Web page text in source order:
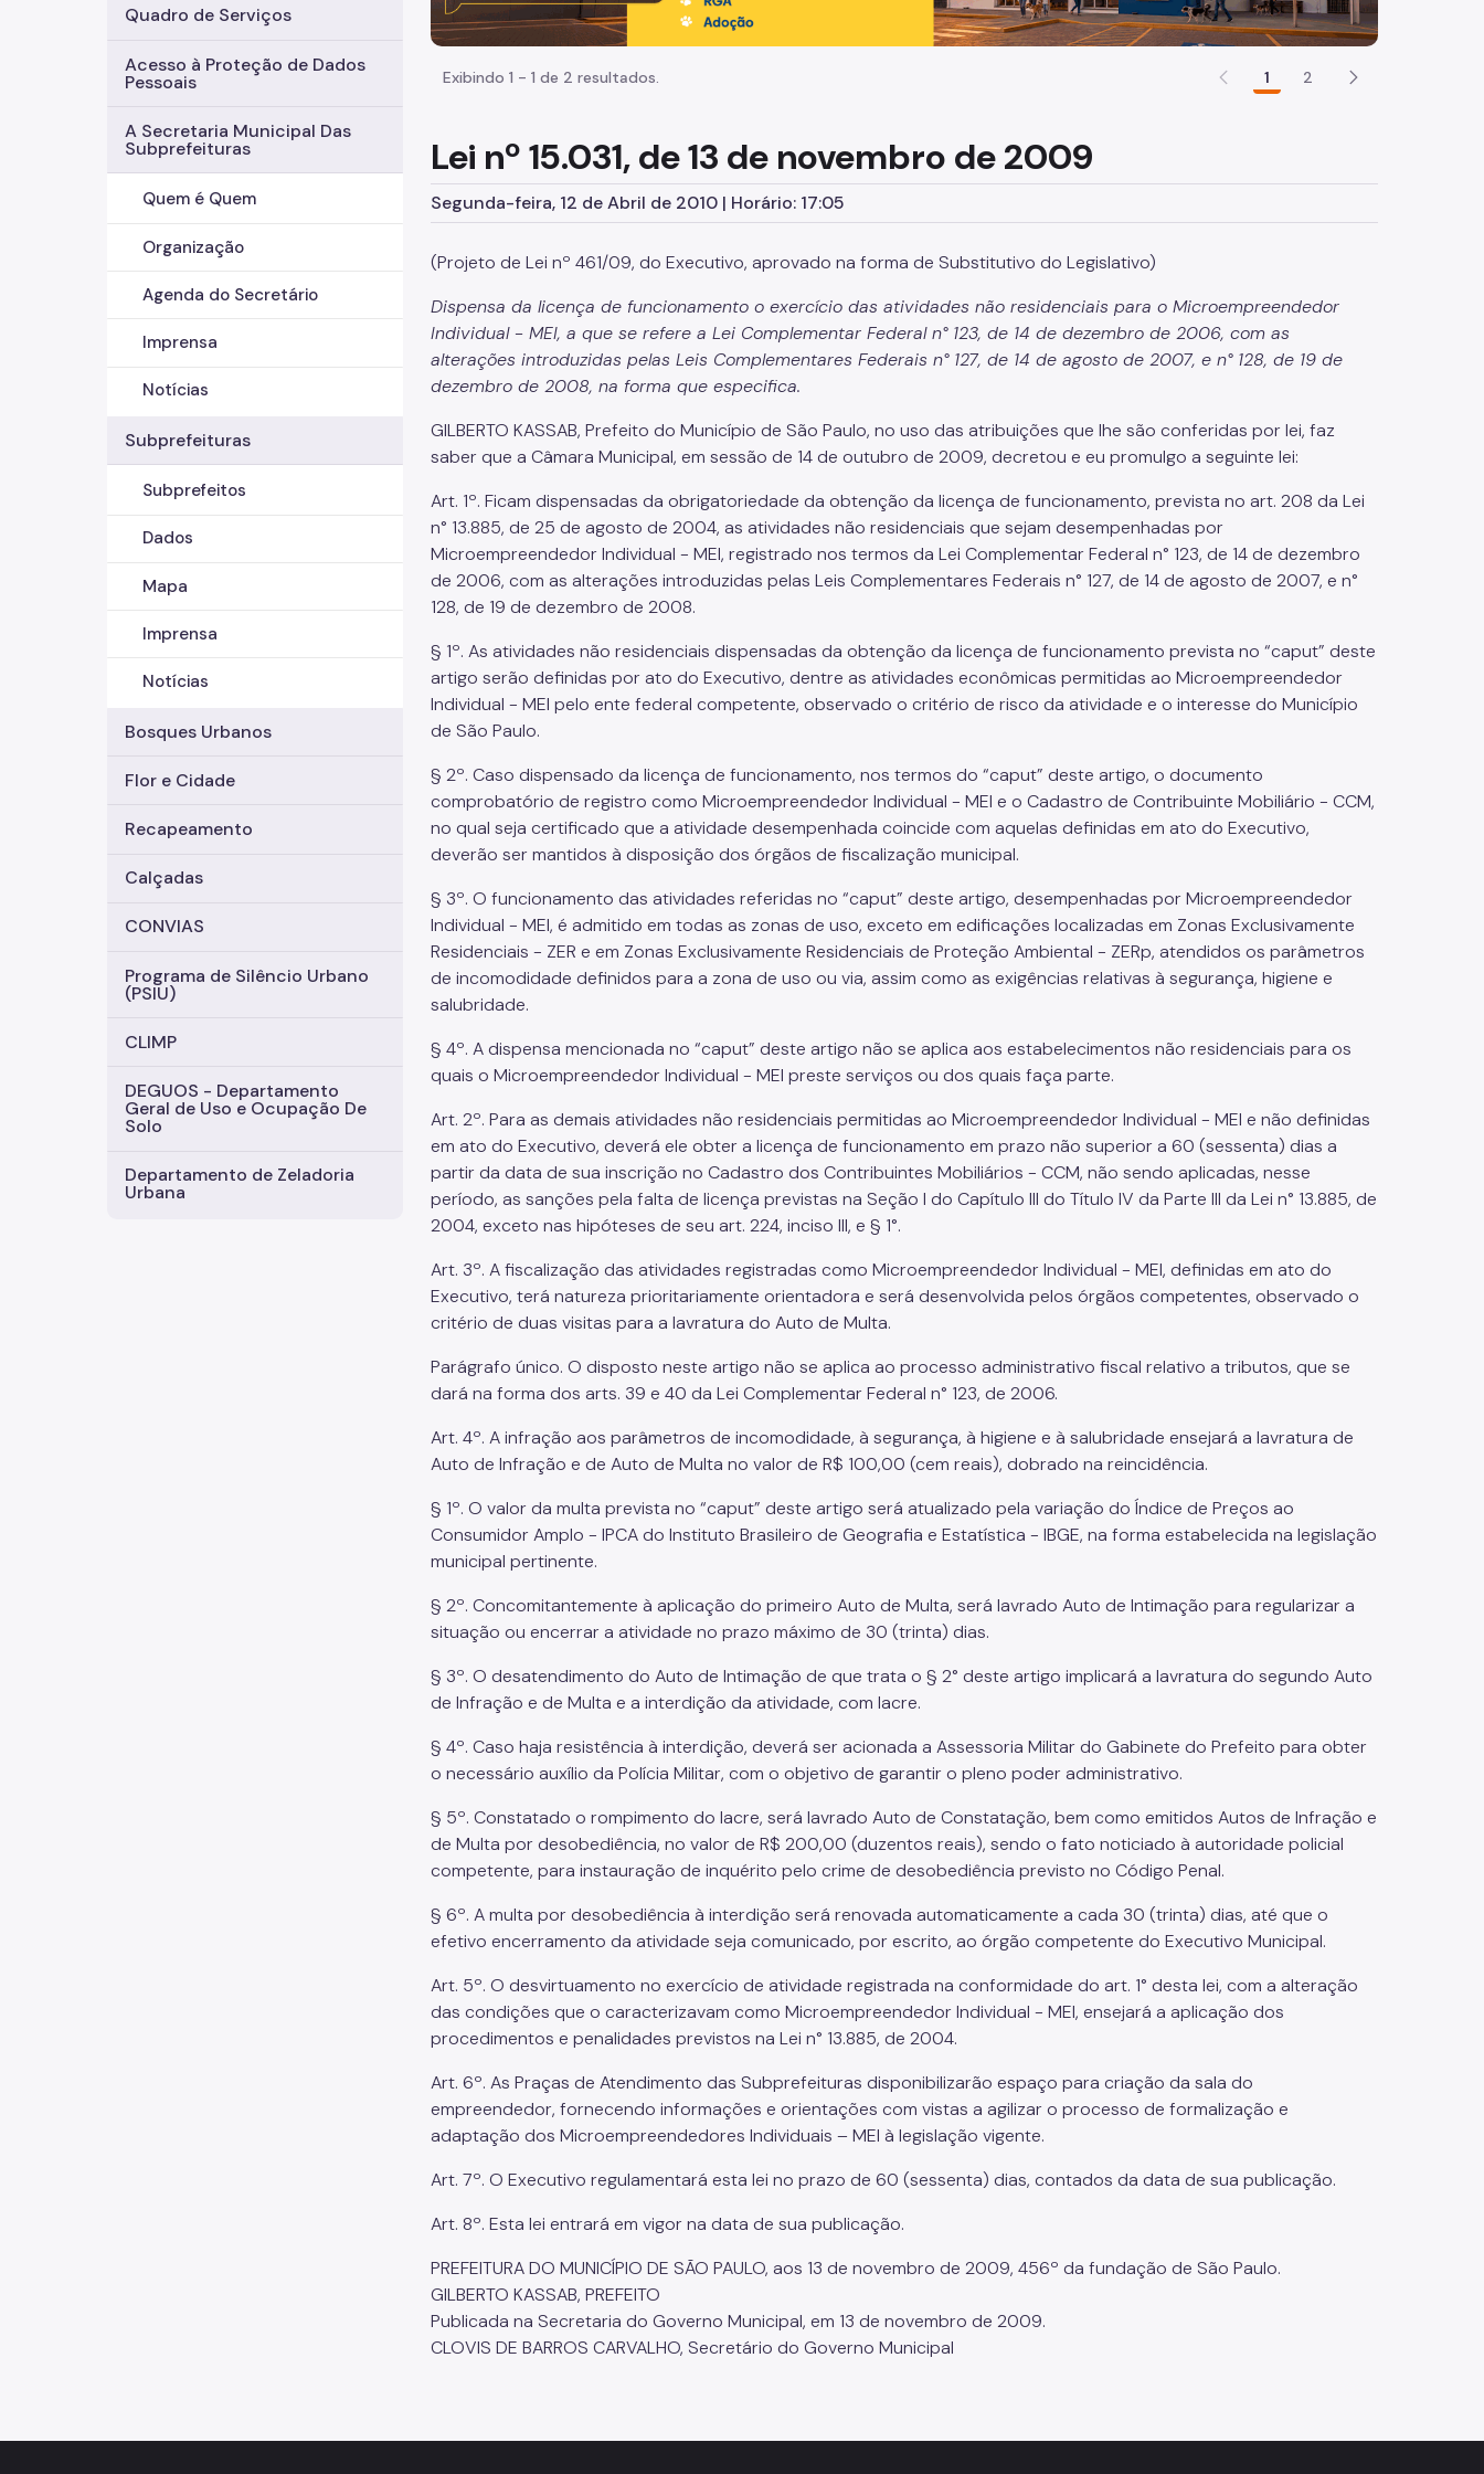
Quadro de Serviços
Acesso à Proteção de Dados
Pessoais
A Secretaria Municipal Das
Subprefeituras
Quem é Quem
Organização
Agenda do Secretário
Imprensa
Notícias
Subprefeituras
Subprefeitos
Dados
Mapa
Imprensa
Notícias
Bosques Urbanos
Flor e Cidade
Recapeamento
Calçadas
CONVIAS
Programa de Silêncio Urbano
(PSIU)
CLIMP
DEGUOS - Departamento
Geral de Uso e Ocupação De
Solo
Departamento de Zeladoria
Urbana
Exibindo 1 - 1 de 2 resultados. 1 2
Lei nº 15.031, de 13 de novembro de 2009
Segunda-feira, 12 de Abril de 2010 | Horário: 17:05
(Projeto de Lei nº 461/09, do Executivo, aprovado na forma de Substitutivo do Legislativo)
Dispensa da licença de funcionamento o exercício das atividades não residenciais para o Microempreendedor
Individual - MEI, a que se refere a Lei Complementar Federal n° 123, de 14 de dezembro de 2006, com as
alterações introduzidas pelas Leis Complementares Federais n° 127, de 14 de agosto de 2007, e n° 128, de 19 de
dezembro de 2008, na forma que especifica.
GILBERTO KASSAB, Prefeito do Município de São Paulo, no uso das atribuições que lhe são conferidas por lei, faz
saber que a Câmara Municipal, em sessão de 14 de outubro de 2009, decretou e eu promulgo a seguinte lei:
Art. 1º. Ficam dispensadas da obrigatoriedade da obtenção da licença de funcionamento, prevista no art. 208 da Lei
n° 13.885, de 25 de agosto de 2004, as atividades não residenciais que sejam desempenhadas por
Microempreendedor Individual - MEI, registrado nos termos da Lei Complementar Federal n° 123, de 14 de dezembro
de 2006, com as alterações introduzidas pelas Leis Complementares Federais n° 127, de 14 de agosto de 2007, e n°
128, de 19 de dezembro de 2008.
§ 1º. As atividades não residenciais dispensadas da obtenção da licença de funcionamento prevista no “caput” deste
artigo serão definidas por ato do Executivo, dentre as atividades econômicas permitidas ao Microempreendedor
Individual - MEI pelo ente federal competente, observado o critério de risco da atividade e o interesse do Município
de São Paulo.
§ 2º. Caso dispensado da licença de funcionamento, nos termos do “caput” deste artigo, o documento
comprobatório de registro como Microempreendedor Individual - MEI e o Cadastro de Contribuinte Mobiliário - CCM,
no qual seja certificado que a atividade desempenhada coincide com aquelas definidas em ato do Executivo,
deverão ser mantidos à disposição dos órgãos de fiscalização municipal.
§ 3º. O funcionamento das atividades referidas no “caput” deste artigo, desempenhadas por Microempreendedor
Individual - MEI, é admitido em todas as zonas de uso, exceto em edificações localizadas em Zonas Exclusivamente
Residenciais - ZER e em Zonas Exclusivamente Residenciais de Proteção Ambiental - ZERp, atendidos os parâmetros
de incomodidade definidos para a zona de uso ou via, assim como as exigências relativas à segurança, higiene e
salubridade.
§ 4º. A dispensa mencionada no “caput” deste artigo não se aplica aos estabelecimentos não residenciais para os
quais o Microempreendedor Individual - MEI preste serviços ou dos quais faça parte.
Art. 2º. Para as demais atividades não residenciais permitidas ao Microempreendedor Individual - MEI e não definidas
em ato do Executivo, deverá ele obter a licença de funcionamento em prazo não superior a 60 (sessenta) dias a
partir da data de sua inscrição no Cadastro dos Contribuintes Mobiliários - CCM, não sendo aplicadas, nesse
período, as sanções pela falta de licença previstas na Seção I do Capítulo III do Título IV da Parte III da Lei n° 13.885, de
2004, exceto nas hipóteses de seu art. 224, inciso III, e § 1°.
Art. 3º. A fiscalização das atividades registradas como Microempreendedor Individual - MEI, definidas em ato do
Executivo, terá natureza prioritariamente orientadora e será desenvolvida pelos órgãos competentes, observado o
critério de duas visitas para a lavratura do Auto de Multa.
Parágrafo único. O disposto neste artigo não se aplica ao processo administrativo fiscal relativo a tributos, que se
dará na forma dos arts. 39 e 40 da Lei Complementar Federal n° 123, de 2006.
Art. 4º. A infração aos parâmetros de incomodidade, à segurança, à higiene e à salubridade ensejará a lavratura de
Auto de Infração e de Auto de Multa no valor de R$ 100,00 (cem reais), dobrado na reincidência.
§ 1º. O valor da multa prevista no “caput” deste artigo será atualizado pela variação do Índice de Preços ao
Consumidor Amplo - IPCA do Instituto Brasileiro de Geografia e Estatística - IBGE, na forma estabelecida na legislação
municipal pertinente.
§ 2º. Concomitantemente à aplicação do primeiro Auto de Multa, será lavrado Auto de Intimação para regularizar a
situação ou encerrar a atividade no prazo máximo de 30 (trinta) dias.
§ 3º. O desatendimento do Auto de Intimação de que trata o § 2° deste artigo implicará a lavratura do segundo Auto
de Infração e de Multa e a interdição da atividade, com lacre.
§ 4º. Caso haja resistência à interdição, deverá ser acionada a Assessoria Militar do Gabinete do Prefeito para obter
o necessário auxílio da Polícia Militar, com o objetivo de garantir o pleno poder administrativo.
§ 5º. Constatado o rompimento do lacre, será lavrado Auto de Constatação, bem como emitidos Autos de Infração e
de Multa por desobediência, no valor de R$ 200,00 (duzentos reais), sendo o fato noticiado à autoridade policial
competente, para instauração de inquérito pelo crime de desobediência previsto no Código Penal.
§ 6º. A multa por desobediência à interdição será renovada automaticamente a cada 30 (trinta) dias, até que o
efetivo encerramento da atividade seja comunicado, por escrito, ao órgão competente do Executivo Municipal.
Art. 5º. O desvirtuamento no exercício de atividade registrada na conformidade do art. 1° desta lei, com a alteração
das condições que o caracterizavam como Microempreendedor Individual - MEI, ensejará a aplicação dos
procedimentos e penalidades previstos na Lei n° 13.885, de 2004.
Art. 6º. As Praças de Atendimento das Subprefeituras disponibilizarão espaço para criação da sala do
empreendedor, fornecendo informações e orientações com vistas a agilizar o processo de formalização e
adaptação dos Microempreendedores Individuais – MEI à legislação vigente.
Art. 7º. O Executivo regulamentará esta lei no prazo de 60 (sessenta) dias, contados da data de sua publicação.
Art. 8º. Esta lei entrará em vigor na data de sua publicação.
PREFEITURA DO MUNICÍPIO DE SÃO PAULO, aos 13 de novembro de 2009, 456º da fundação de São Paulo.
GILBERTO KASSAB, PREFEITO
Publicada na Secretaria do Governo Municipal, em 13 de novembro de 2009.
CLOVIS DE BARROS CARVALHO, Secretário do Governo Municipal